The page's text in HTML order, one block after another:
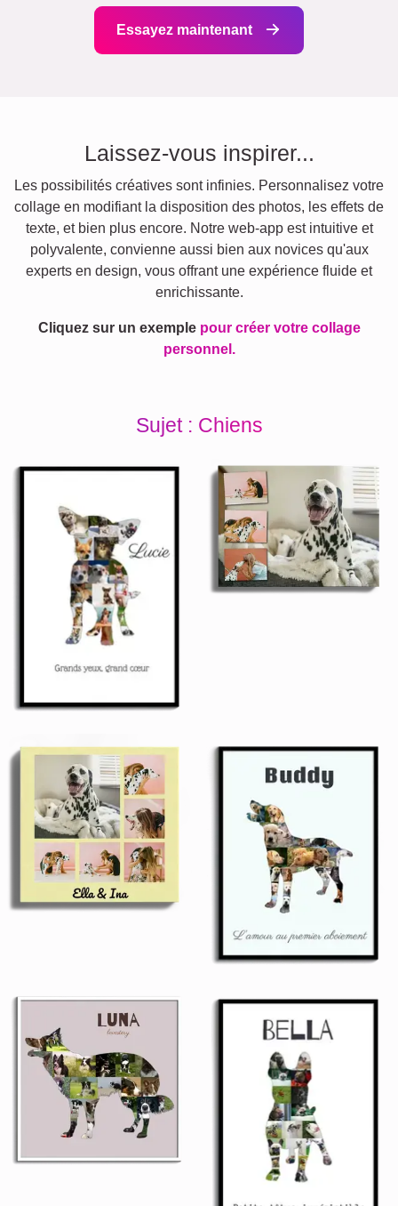
Essayez maintenant
Laissez-vous inspirer...
Les possibilités créatives sont infinies. Personnalisez votre
collage en modifiant la disposition des photos, les effets de
texte, et bien plus encore. Notre web-app est intuitive et
polyvalente, convienne aussi bien aux novices qu'aux
experts en design, vous offrant une expérience fluide et
enrichissante.
Cliquez sur un exemple pour créer votre collage
personnel.
Sujet : Chiens